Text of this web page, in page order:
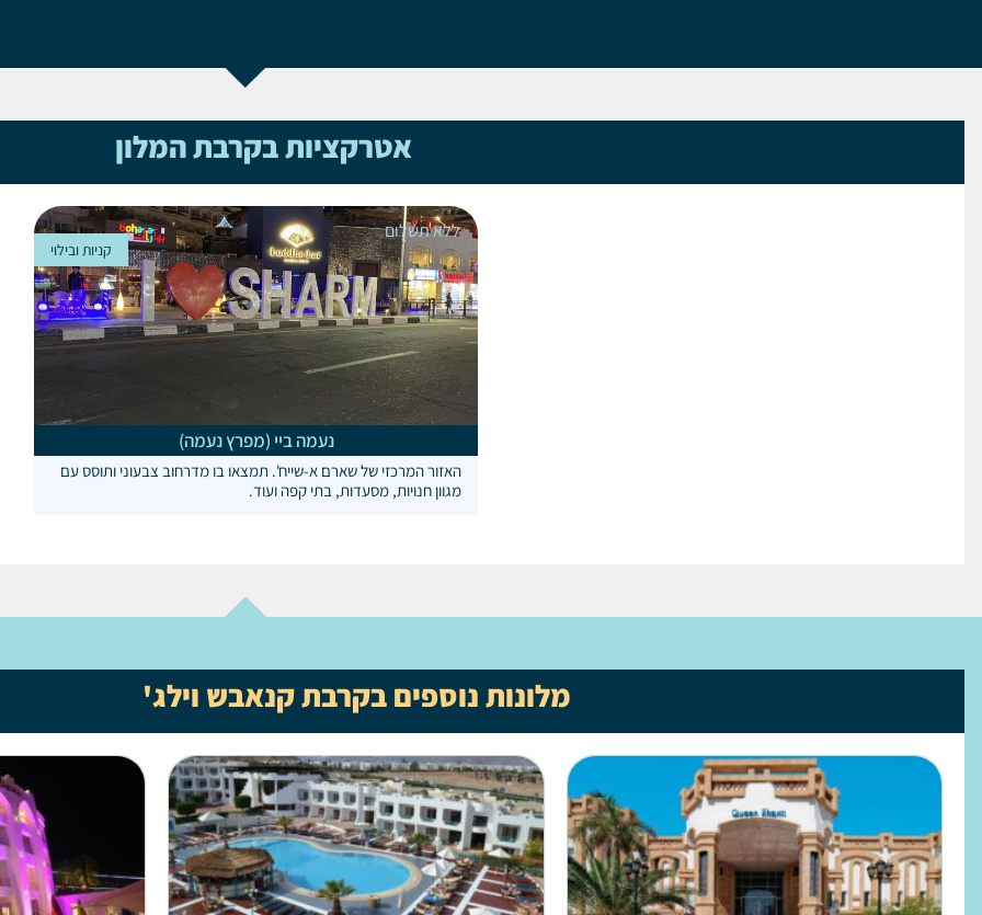
אטרקציות בקרבת המלון
ללא תשלום
נעמה ביי (מפרץ נעמה)
האזור המרכזי של שארם א-שייח'. תמצאו בו מדרחוב צבעוני ותוסס עם
מגוון חנויות, מסעדות, בתי קפה ועוד.
קניות ובילוי
מלונות נוספים בקרבת קנאבש וילג'